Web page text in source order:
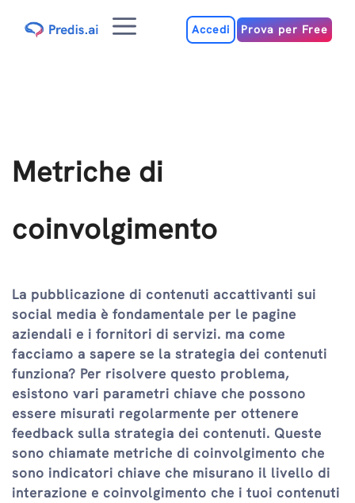
MenuAccedi Prova per Free
Metriche di
coinvolgimento
La pubblicazione di contenuti accattivanti sui
social media è fondamentale per le pagine
aziendali e i fornitori di servizi. ma come
facciamo a sapere se la strategia dei contenuti
funziona? Per risolvere questo problema,
esistono vari parametri chiave che possono
essere misurati regolarmente per ottenere
feedback sulla strategia dei contenuti. Queste
sono chiamate metriche di coinvolgimento che
sono indicatori chiave che misurano il livello di
interazione e coinvolgimento che i tuoi contenuti